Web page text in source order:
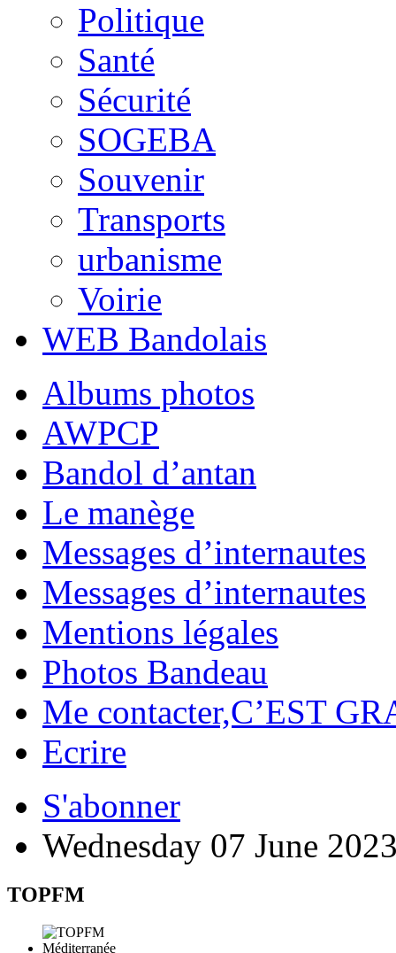
Politique
Santé
Sécurité
SOGEBA
Souvenir
Transports
urbanisme
Voirie
WEB Bandolais
Albums photos
AWPCP
Bandol d’antan
Le manège
Messages d’internautes
Messages d’internautes
Mentions légales
Photos Bandeau
Me contacter,C’EST
Ecrire
S'abonner
Wednesday 07 June
TOPFM